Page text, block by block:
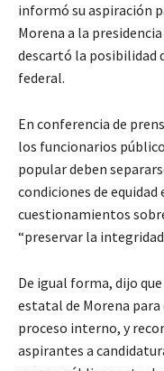
informó su aspiración
Morena a la
descartó la posibilidad
federal.
En conferencia de
los funcionarios
popular deben
condiciones de
cuestionamientos
“preservar la
De igual forma, dijo
estatal de Morena
proceso interno, y
aspirantes a